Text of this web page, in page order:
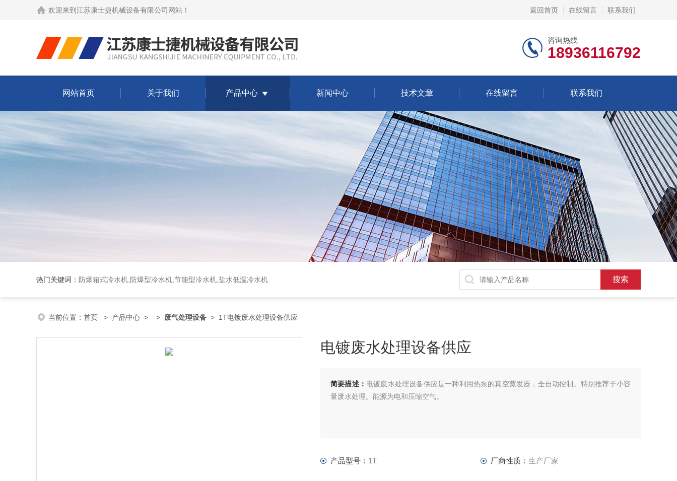
欢迎来到 江苏康士捷机械设备有限公司网站 ！ 返回首页 在线留言 联系我们
咨询热线
18936116792
网站首页 关于我们 产品中心 新闻中心 技术文章 在线留言 联系我们
热门关键词： 防爆箱式冷水机,防爆型冷水机,节能型冷水机,盐水低温冷水机
当前位置： 首页 > 产品中心 > > 废气处理设备 > 1T电镀废水处理设备供应
电镀废水处理设备供应
简要描述： 电镀废水处理设备供应是一种利用热泵的真空蒸发器，全自动控制。特别推荐于小容
量废水处理。能源为电和压缩空气。
产品型号： 1T 厂商性质： 生产厂家